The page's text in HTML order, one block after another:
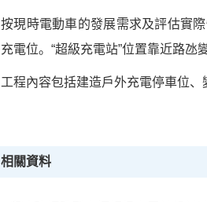
按現時電動車的發展需求及評估實
充電位。“超級充電站”位置靠近路氹
工程內容包括建造戶外充電停車位
相關資料